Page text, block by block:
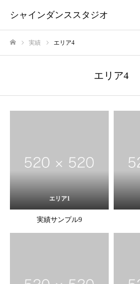
シャインダンススタジオ
実績 エリア4
エリア4
エリア1
実績サンプル9